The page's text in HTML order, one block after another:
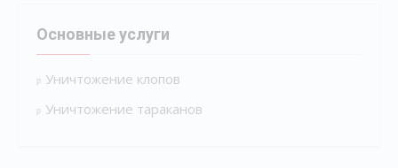
Основные услуги
Уничтожение клопов
Уничтожение тараканов